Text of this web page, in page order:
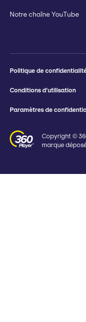
Notre chaîne YouTube
Politique de
Conditions d'utilisation
Paramètres de
Copyright ©
marque